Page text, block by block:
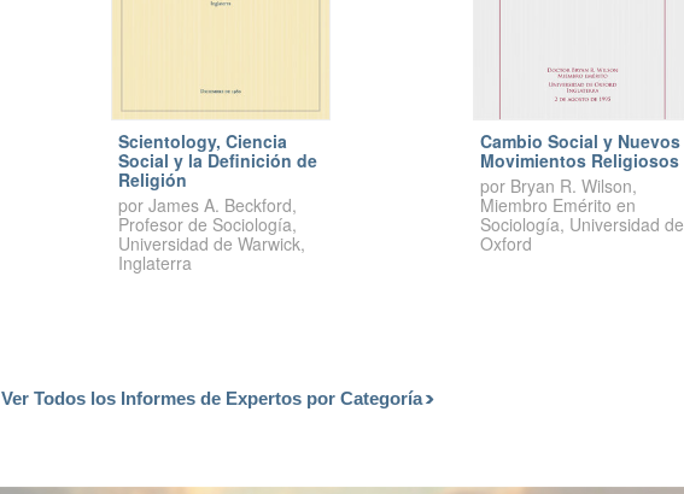
Scientology, Ciencia
Social y la Definición de
Religión
por James A. Beckford,
Profesor de Sociología,
Universidad de Warwick,
Inglaterra
Cambio Social y Nuevos
Movimientos Religiosos
por Bryan R. Wilson,
Miembro Emérito en
Sociología, Universidad de
Oxford
Ver Todos los Informes de Expertos por Categoría